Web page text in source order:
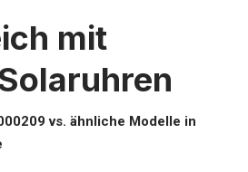
mit
vs. ähnliche Modelle in